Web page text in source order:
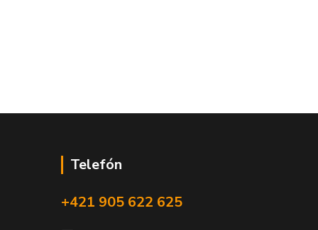
Telefón
+421 905 622 625